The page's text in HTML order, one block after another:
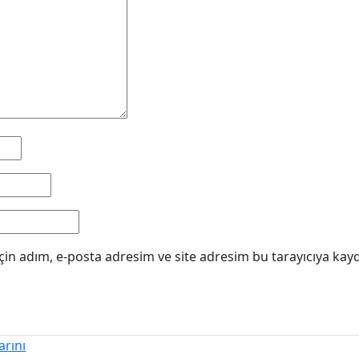
adım, e-posta adresim ve site adresim bu tarayıcıya